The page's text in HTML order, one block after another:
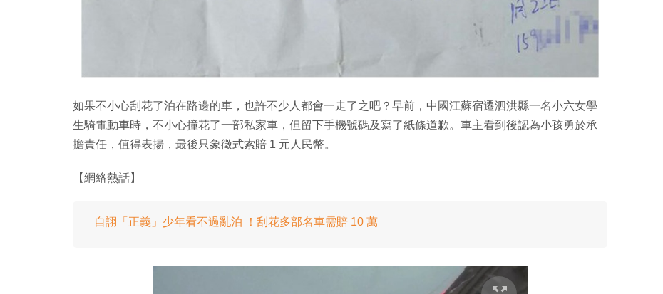
如果不小心刮花了泊在路邊的車，也許不少人都會一走了之吧？早前，中國江蘇宿遷泗洪縣一名小六女學
生騎電動車時，不小心撞花了一部私家車，但留下手機號碼及寫了紙條道歉。車主看到後認為小孩勇於承
擔責任，值得表揚，最後只象徵式索賠 1 元人民幣。
【網絡熱話】
自詡「正義」少年看不過亂泊 ！刮花多部名車需賠 10 萬